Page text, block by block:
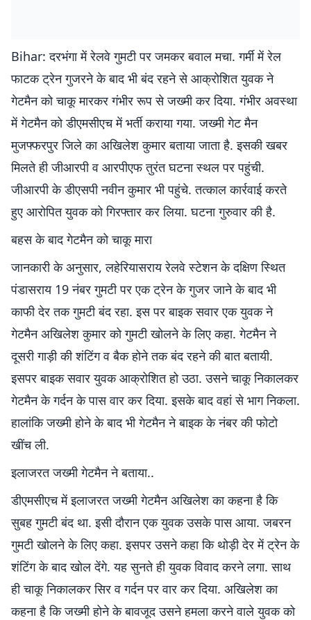
Bihar: दरभंगा में रेलवे गुमटी पर जमकर बवाल मचा. गर्मी में रेल
फाटक ट्रेन गुजरने के बाद भी बंद रहने से आक्रोशित युवक ने
गेटमैन को चाकू मारकर गंभीर रूप से जख्मी कर दिया. गंभीर अवस्था
में गेटमैन को डीएमसीएच में भर्ती कराया गया. जख्मी गेट मैन
मुजफ्फरपुर जिले का अखिलेश कुमार बताया जाता है. इसकी खबर
मिलते ही जीआरपी व आरपीएफ तुरंत घटना स्थल पर पहुंची.
जीआरपी के डीएसपी नवीन कुमार भी पहुंचे. तत्काल कार्रवाई करते
हुए आरोपित युवक को गिरफ्तार कर लिया. घटना गुरुवार की है.
बहस के बाद गेटमैन को चाकू मारा
जानकारी के अनुसार, लहेरियासराय रेलवे स्टेशन के दक्षिण स्थित
पंडासराय 19 नंबर गुमटी पर एक ट्रेन के गुजर जाने के बाद भी
काफी देर तक गुमटी बंद रहा. इस पर बाइक सवार एक युवक ने
गेटमैन अखिलेश कुमार को गुमटी खोलने के लिए कहा. गेटमैन ने
दूसरी गाड़ी की शंटिंग व बैक होने तक बंद रहने की बात बतायी.
इसपर बाइक सवार युवक आक्रोशित हो उठा. उसने चाकू निकालकर
गेटमैन के गर्दन के पास वार कर दिया. इसके बाद वहां से भाग निकला.
हालांकि जख्मी होने के बाद भी गेटमैन ने बाइक के नंबर की फोटो
खींच ली.
इलाजरत जख्मी गेटमैन ने बताया..
डीएमसीएच में इलाजरत जख्मी गेटमैन अखिलेश का कहना है कि
सुबह गुमटी बंद था. इसी दौरान एक युवक उसके पास आया. जबरन
गुमटी खोलने के लिए कहा. इसपर उसने कहा कि थोड़ी देर में ट्रेन के
शंटिंग के बाद खोल देंगे. यह सुनते ही युवक विवाद करने लगा. साथ
ही चाकू निकालकर सिर व गर्दन पर वार कर दिया. अखिलेश का
कहना है कि जख्मी होने के बावजूद उसने हमला करने वाले युवक को